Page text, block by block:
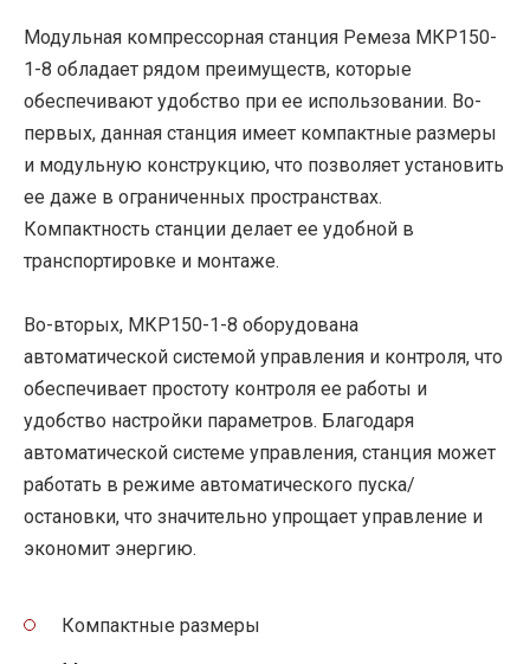
Модульная компрессорная станция Ремеза МКР150-
1-8 обладает рядом преимуществ, которые
обеспечивают удобство при ее использовании. Во-
первых, данная станция имеет компактные размеры
и модульную конструкцию, что позволяет установить
ее даже в ограниченных пространствах.
Компактность станции делает ее удобной в
транспортировке и монтаже.
Во-вторых, МКР150-1-8 оборудована
автоматической системой управления и контроля, что
обеспечивает простоту контроля ее работы и
удобство настройки параметров. Благодаря
автоматической системе управления, станция может
работать в режиме автоматического пуска/
остановки, что значительно упрощает управление и
экономит энергию.
Компактные размеры